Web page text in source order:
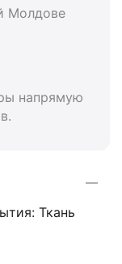
Молдове
напрямую
Ткань